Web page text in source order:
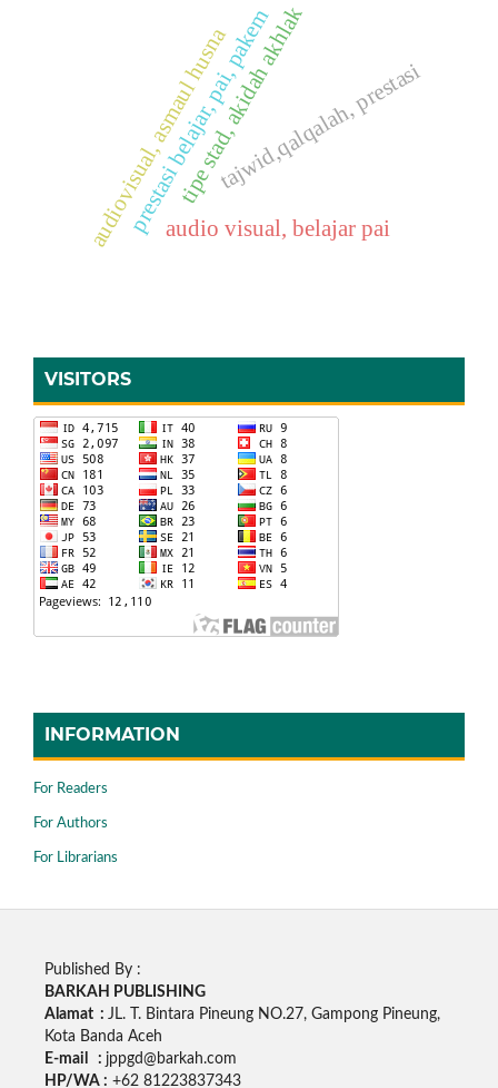
prestasi belajar, pai, pakem
tipe stad, akidah akhlak
tajwid,qalqalah, prestasi
audio visual, belajar pai
audiovisual, asmaul husna
VISITORS
INFORMATION
For Readers
For Authors
For Librarians
Published By :
BARKAH PUBLISHING
Alamat : JL. T. Bintara Pineung NO.27, Gampong Pineung,
Kota Banda Aceh
E-mail : jppgd@barkah.com
HP/WA : +62 81223837343